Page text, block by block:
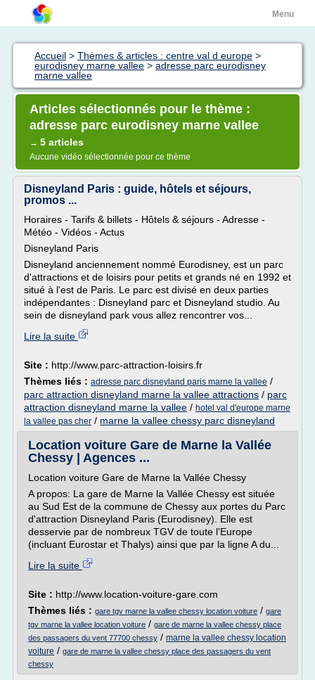
Menu
Accueil > Thèmes & articles : centre val d europe >
eurodisney marne vallee > adresse parc eurodisney
marne vallee
Articles sélectionnés pour le thème :
adresse parc eurodisney marne vallee
→ 5 articles
Aucune vidéo sélectionnée pour ce thème
Disneyland Paris : guide, hôtels et séjours,
promos ...
Horaires - Tarifs & billets - Hôtels & séjours - Adresse -
Météo - Vidéos - Actus
Disneyland Paris
Disneyland anciennement nommé Eurodisney, est un parc
d'attractions et de loisirs pour petits et grands né en 1992 et
situé à l'est de Paris. Le parc est divisé en deux parties
indépendantes : Disneyland parc et Disneyland studio. Au
sein de disneyland park vous allez rencontrer vos...
Lire la suite
Site : http://www.parc-attraction-loisirs.fr
Thèmes liés : adresse parc disneyland paris marne la vallee /
parc attraction disneyland marne la vallee attractions / parc
attraction disneyland marne la vallee / hotel val d'europe marne
la vallee pas cher / marne la vallee chessy parc disneyland
Location voiture Gare de Marne la Vallée
Chessy | Agences ...
Location voiture Gare de Marne la Vallée Chessy
A propos: La gare de Marne la Vallée Chessy est située
au Sud Est de la commune de Chessy aux portes du Parc
d'attraction Disneyland Paris (Eurodisney). Elle est
desservie par de nombreux TGV de toute l'Europe
(incluant Eurostar et Thalys) ainsi que par la ligne A du...
Lire la suite
Site : http://www.location-voiture-gare.com
Thèmes liés : gare tgv marne la vallee chessy location voiture / gare
tgv marne la vallee location voiture / gare de marne la vallee chessy place
des passagers du vent 77700 chessy / marne la vallee chessy location
voiture / gare de marne la vallee chessy place des passagers du vent
chessy